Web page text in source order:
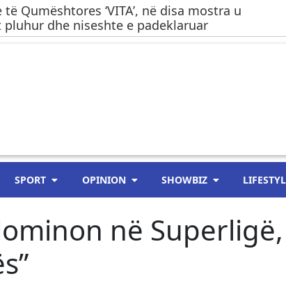
Qumështores ‘VITA’, në disa mostra u
dhe niseshte e padeklaruar
SPORT OPINION SHOWBIZ
në Superligë,